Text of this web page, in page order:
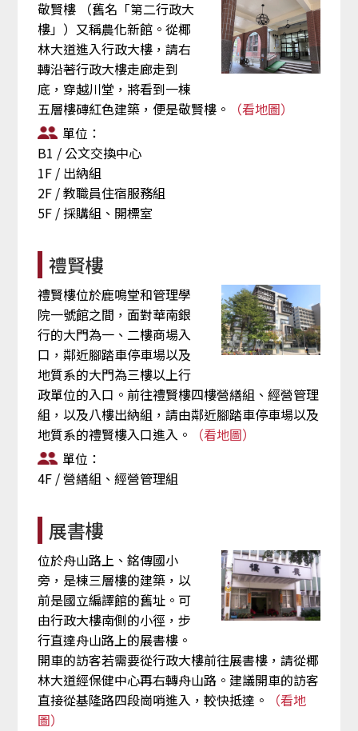
敬賢樓 （舊名「第二行政大
樓」）又稱農化新館。從椰
林大道進入行政大樓，請右
轉沿著行政大樓走廊走到
底，穿越川堂，將看到一棟
五層樓磚紅色建築，便是敬賢樓。
（看地圖）
單位：
B1 / 公文交換中心
1F / 出納組
2F / 教職員住宿服務組
5F / 採購組、開標室
禮賢樓
禮賢樓位於鹿鳴堂和管理學
院一號館之間，面對華南銀
行的大門為一、二樓商場入
口，鄰近腳踏車停車場以及
地質系的大門為三樓以上行
政單位的入口。前往禮賢樓四樓營繕組、經營管理
組，以及八樓出納組，請由鄰近腳踏車停車場以及
地質系的禮賢樓入口進入。
（看地圖）
單位：
4F / 營繕組、經營管理組
展書樓
位於舟山路上、銘傳國小
旁，是棟三層樓的建築，以
前是國立編譯館的舊址。可
由行政大樓南側的小徑，步
行直達舟山路上的展書樓。
開車的訪客若需要從行政大樓前往展書樓，請從椰
林大道經保健中心再右轉舟山路。建議開車的訪客
直接從基隆路四段崗哨進入，較快抵達。
（看地
圖）